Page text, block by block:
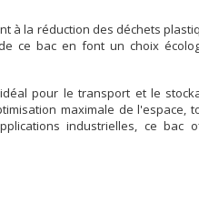
à la réduction des déchets
ce bac en font un choix
pour le transport et le
maximale de l'espace,
industrielles, ce bac